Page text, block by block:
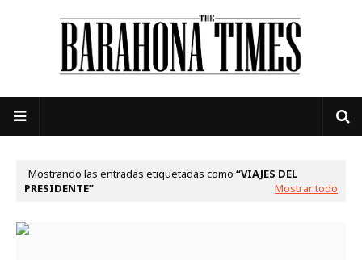
Mostrando las entradas etiquetadas como VIAJES DEL
PRESIDENTE
Mostrar todo